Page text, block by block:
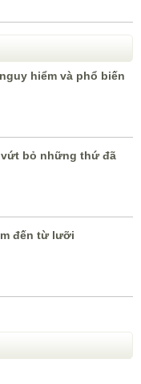
hiểm và phổ biến
bỏ những thứ đã
đến từ lưỡi